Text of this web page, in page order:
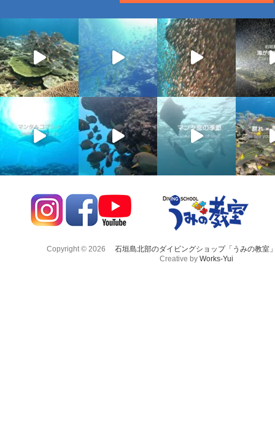
Copyright © 2026
石垣島北部のダイビングショップ「うみの教室
Creative by Works-Yui